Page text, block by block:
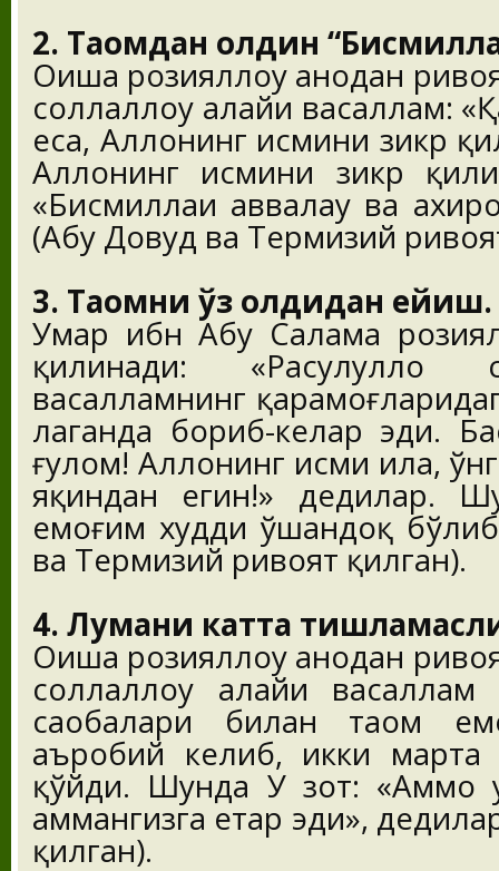
2. Таомдан олдин
Оиша розияллоҳу анҳодан
соллаллоҳу алайҳи васаллам:
еса, Аллоҳнинг исмини зикр
Аллоҳнинг исмини зикр
«Бисмиллаҳи аввалаҳу ва
(Абу Довуд ва Термизий
3. Таомни ўз олдидан ейиш.
Умар ибн Абу Салама
қилинади: «Расулуллоҳ
васалламнинг
лаганда бориб-келар эди.
ғулом! Аллоҳнинг исми ила,
яқиндан егин!» дедилар.
емоғим худди ўшандоқ
ва Термизий ривоят қилган).
4. Луқмани катта
Оиша розияллоҳу анҳодан
соллаллоҳу алайҳи
саҳобалари билан таом
аъробий келиб, икки марта
қўйди. Шунда У зот: «Аммо
ҳаммангизга етар эди»,
қилган).